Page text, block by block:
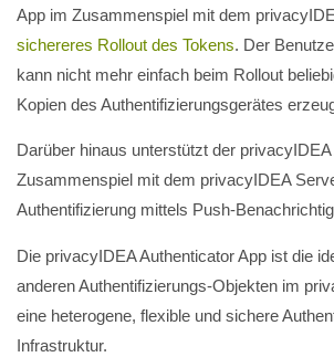
App im Zusammenspiel mit dem
sichereres Rollout des Tokens. Der
kann nicht mehr einfach beim Rollout
Kopien des Authentifizierungsgerätes
Darüber hinaus unterstützt der
Zusammenspiel mit dem privacyIDEA
Authentifizierung mittels Push-
Die privacyIDEA Authenticator App ist die
anderen Authentifizierungs-Objekten im
eine heterogene, flexible und sichere
Infrastruktur.